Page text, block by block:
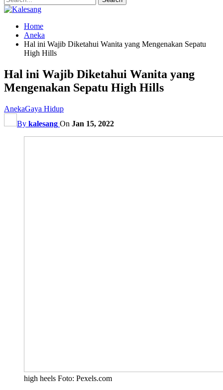
Home
Aneka
Hal ini Wajib Diketahui Wanita yang Mengenakan Sepatu
High Hills
Hal ini Wajib Diketahui Wanita yang
Mengenakan Sepatu High Hills
AnekaGaya Hidup
By kalesang On Jan 15, 2022
high heels Foto: Pexels.com